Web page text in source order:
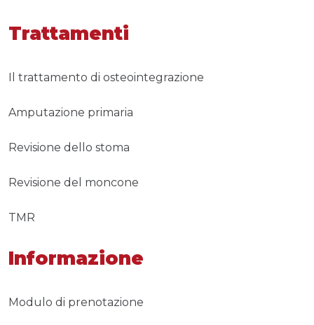
Trattamenti
Il trattamento di osteointegrazione
Amputazione primaria
Revisione dello stoma
Revisione del moncone
TMR
Informazione
Modulo di prenotazione